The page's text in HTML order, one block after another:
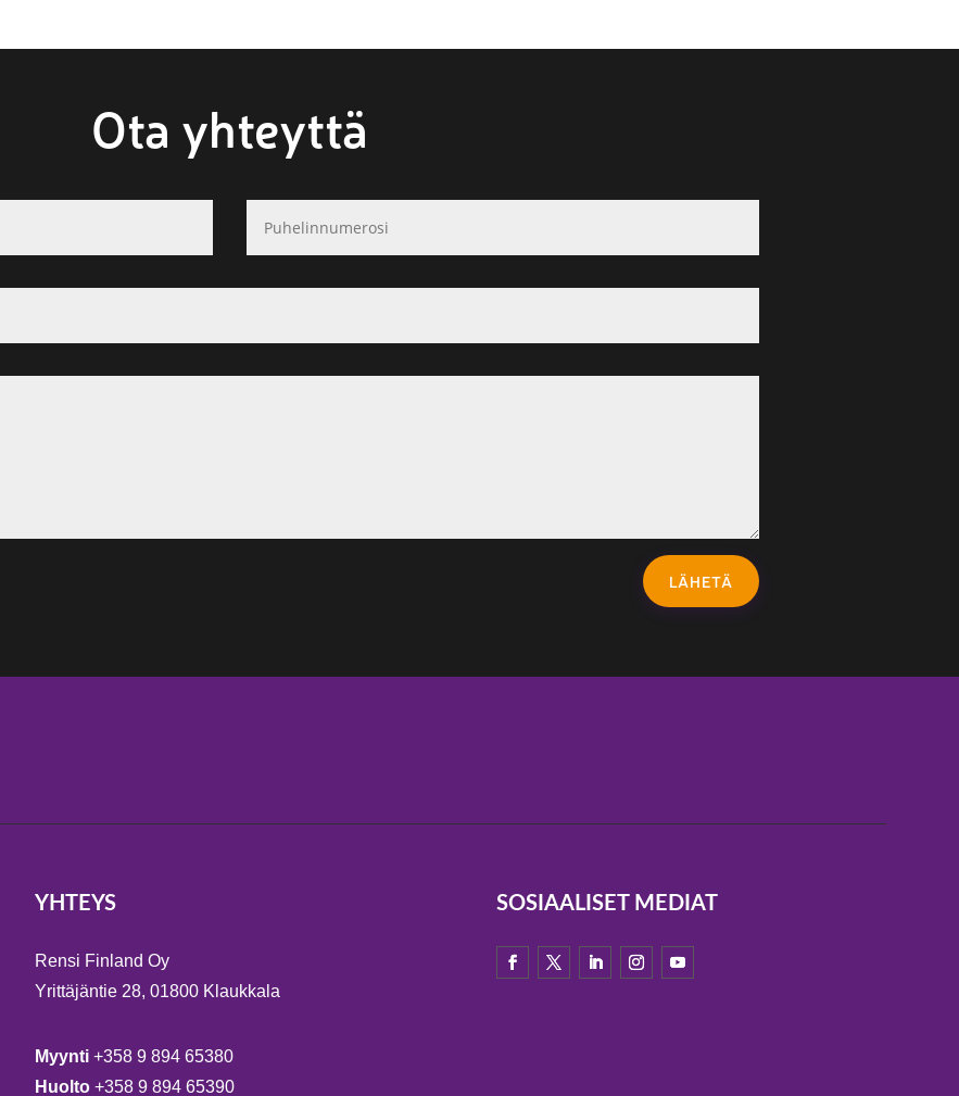
Ota yhteyttä
LÄHETÄ
YHTEYS
Rensi Finland Oy
Yrittäjäntie 28, 01800 Klaukkala
Myynti +358 9 894 65380
Huolto +358 9 894 65390
SOSIAALISET MEDIAT